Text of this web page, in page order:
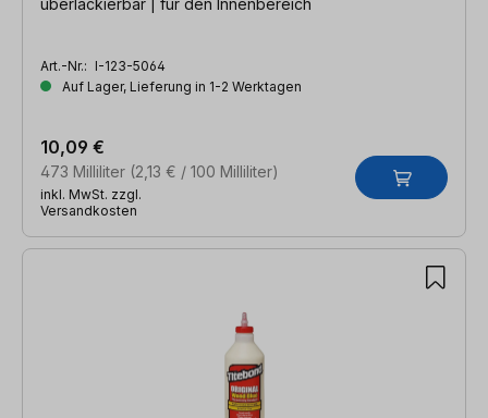
überlackierbar | für den Innenbereich
Art.-Nr.: I-123-5064
Auf Lager, Lieferung in 1-2 Werktagen
473 Milliliter (2,13 € / 100 Milliliter)
10,09 €
inkl. MwSt. zzgl.
Versandkosten